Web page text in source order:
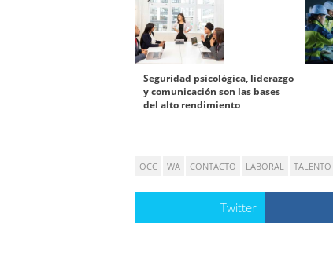
Seguridad psicológica, liderazgo
y comunicación son las bases
del alto rendimiento
OCC WA CONTACTO LABORAL TALENTO
Twitter